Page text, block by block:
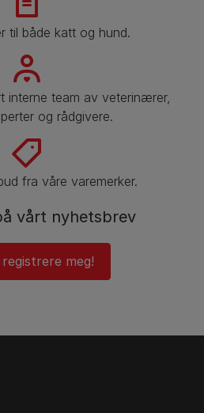
til både katt og hund.
interne team av veterinærer,
og rådgivere.
fra våre varemerker.
vårt nyhetsbrev
meg!